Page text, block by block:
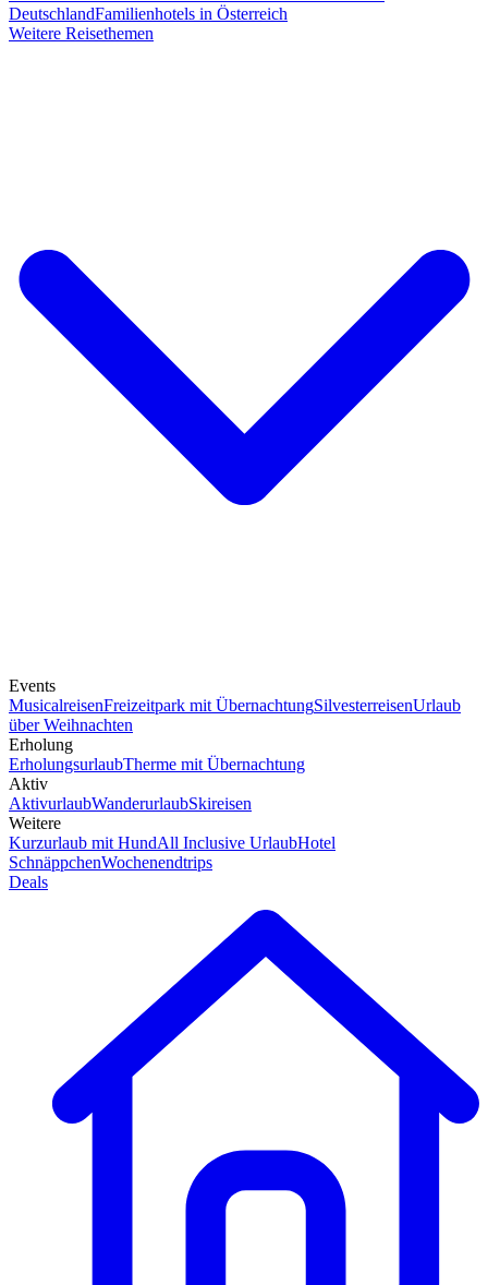
DeutschlandFamilienhotels in Österreich
Weitere Reisethemen
Events
MusicalreisenFreizeitpark mit ÜbernachtungSilvesterreisenUrlaub
über Weihnachten
Erholung
ErholungsurlaubTherme mit Übernachtung
Aktiv
AktivurlaubWanderurlaubSkireisen
Weitere
Kurzurlaub mit HundAll Inclusive UrlaubHotel
SchnäppchenWochenendtrips
Deals